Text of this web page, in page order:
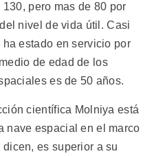
pero mas de 80 por
nivel de vida útil. Casi
estado en servicio por
de edad de los
es de 50 años.
científica Molniya está
nave espacial en el marco
es superior a su